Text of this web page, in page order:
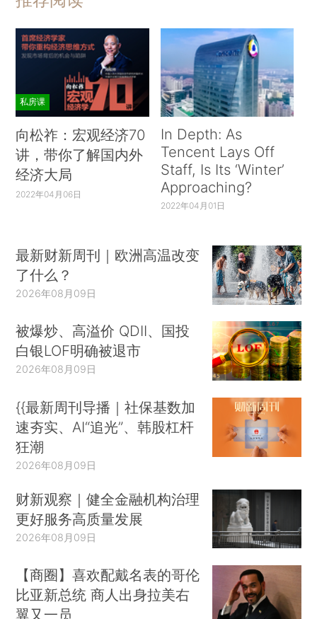
私房课
向松祚：宏观经济70
讲，带你了解国内外
经济大局
2022年04月06日
In Depth: As
Tencent Lays Off
Staff, Is Its ‘Winter’
Approaching?
2022年04月01日
最新财新周刊｜欧洲高温改变
了什么？
2026年08月09日
被爆炒、高溢价 QDII、国投
白银LOF明确被退市
2026年08月09日
{{最新周刊导播｜社保基数加
速夯实、AI“追光”、韩股杠杆
狂潮
2026年08月09日
财新观察｜健全金融机构治理
更好服务高质量发展
2026年08月09日
【商圈】喜欢配戴名表的哥伦
比亚新总统 商人出身拉美右
翼又一员